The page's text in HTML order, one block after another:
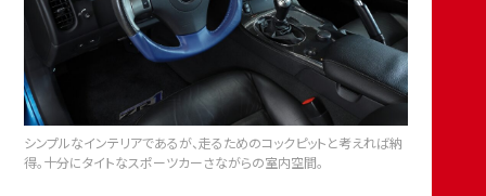
シンプルなインテリアであるが、走るためのコックピットと考えれば納
得。十分にタイトなスポーツカーさながらの室内空間。